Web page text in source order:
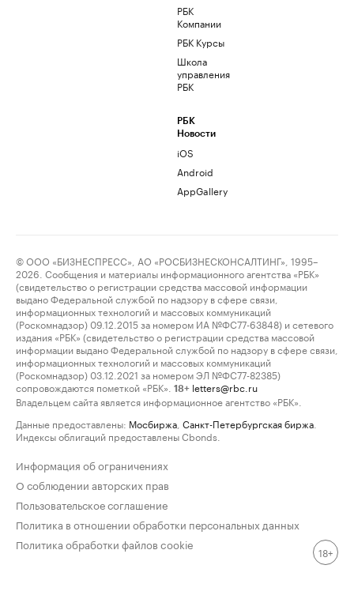
РБК
Компании
РБК Курсы
Школа
управления
РБК
РБК
Новости
iOS
Android
AppGallery
© ООО «БИЗНЕСПРЕСС», АО «РОСБИЗНЕСКОНСАЛТИНГ», 1995–
2026. Сообщения и материалы информационного агентства «РБК»
(свидетельство о регистрации средства массовой информации
выдано Федеральной службой по надзору в сфере связи,
информационных технологий и массовых коммуникаций
(Роскомнадзор) 09.12.2015 за номером ИА №ФС77-63848) и сетевого
издания «РБК» (свидетельство о регистрации средства массовой
информации выдано Федеральной службой по надзору в сфере связи,
информационных технологий и массовых коммуникаций
(Роскомнадзор) 03.12.2021 за номером ЭЛ №ФС77-82385)
сопровождаются пометкой «РБК».
18+ letters@rbc.ru
Владельцем сайта является информационное агентство «РБК».
Данные предоставлены: Мосбиржа Санкт-Петербургская биржа
Индексы облигаций предоставлены Cbonds.
Информация об ограничениях
О соблюдении авторских прав
Пользовательское соглашение
Политика в отношении обработки персональных данных
Политика обработки файлов cookie
18+